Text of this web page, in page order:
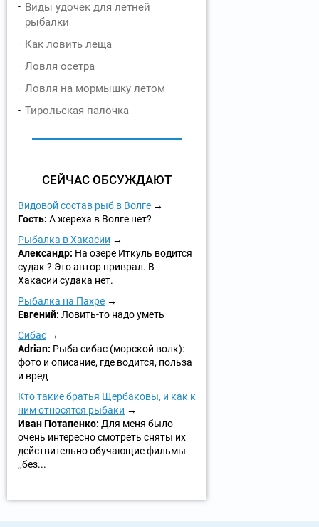
Виды удочек для летней
рыбалки
Как ловить леща
Ловля осетра
Ловля на мормышку летом
Тирольская палочка
СЕЙЧАС ОБСУЖДАЮТ
Видовой состав рыб в Волге
Гость: А жереха в Волге нет?
Рыбалка в Хакасии
Александр: На озере Иткуль водится
судак ? Это автор приврал. В
Хакасии судака нет.
Рыбалка на Пахре
Евгений: Ловить-то надо уметь
Сибас
Adrian: Рыба сибас (морской волк):
фото и описание, где водится, польза
и вред
Кто такие братья Щербаковы, и как к
ним относятся рыбаки
Иван Потапенко: Для меня было
очень интересно смотреть сняты их
действительно обучающие фильмы
,,без...